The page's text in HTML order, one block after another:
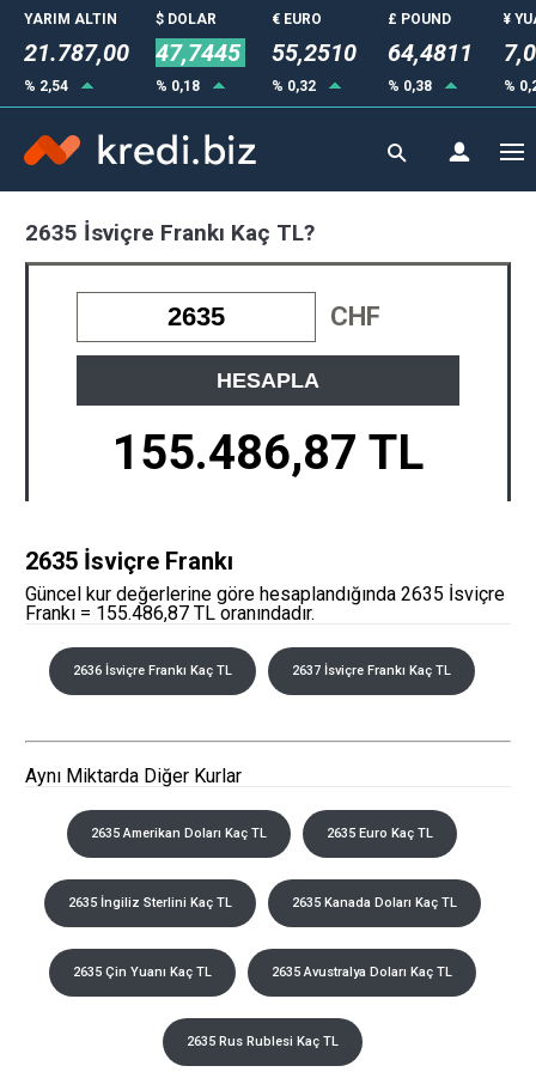
YARIM ALTIN
21.787,00
% 2,54
$ DOLAR
47,7445
% 0,18
€ EURO
55,2510
% 0,32
£ POUND
64,4811
% 0,38
¥
%
2635 İsviçre Frankı Kaç TL?
CHF
HESAPLA
155.486,87 TL
2635 İsviçre Frankı
Güncel kur değerlerine göre hesaplandığında 2635 İsviçre
Frankı = 155.486,87 TL oranındadır.
2636 İsviçre Frankı Kaç TL 2637 İsviçre Frankı Kaç TL
Aynı Miktarda Diğer Kurlar
2635 Amerikan Doları Kaç TL 2635 Euro Kaç TL
2635 İngiliz Sterlini Kaç TL 2635 Kanada Doları Kaç TL
2635 Çin Yuanı Kaç TL 2635 Avustralya Doları Kaç TL
2635 Rus Rublesi Kaç TL